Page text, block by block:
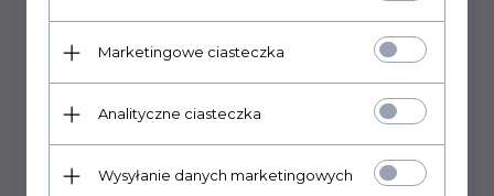
Marketingowe ciasteczka
Analityczne ciasteczka
Wysyłanie danych marketingowych